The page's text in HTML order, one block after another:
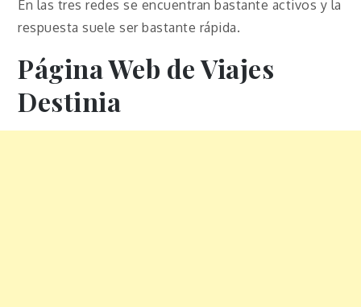
En las tres redes se encuentran bastante activos y la
respuesta suele ser bastante rápida.
Página Web de Viajes
Destinia